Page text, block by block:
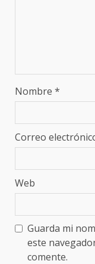
Nombre *
Correo
Web
Guarda mi
este
comente.